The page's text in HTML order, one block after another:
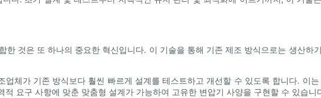
것은 또 하나의 중요한 혁신입니다. 이 기술을 통해 기존 제조 방식으로는 생산하
체가 기존 방식보다 훨씬 빠르게 설계를 테스트하고 개선할 수 있도록 합니다. 이
요구 사항에 맞춘 맞춤형 설계가 가능하여 고유한 변압기 사양을 구현할 수 있습니